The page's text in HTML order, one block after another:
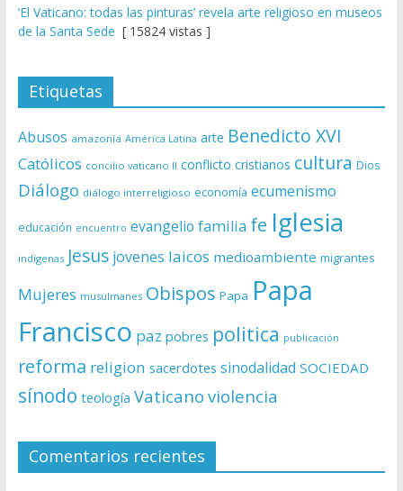
‘El Vaticano: todas las pinturas’ revela arte religioso en museos
de la Santa Sede [ 15824 vistas ]
Etiquetas
Abusos amazonía América Latina arte Benedicto XVI
Católicos concilio vaticano II conflicto cristianos cultura Dios
Diálogo diálogo interreligioso economía ecumenismo
educación encuentro evangelio familia fe Iglesia
indígenas Jesus jovenes laicos medioambiente migrantes
Mujeres musulmanes Obispos Papa Papa
Francisco paz pobres politica publicación
reforma religion sacerdotes sinodalidad SOCIEDAD
sínodo teología Vaticano violencia
Comentarios recientes